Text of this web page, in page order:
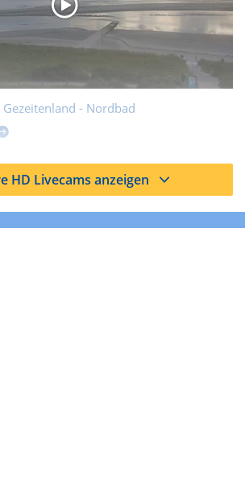
- Nordbad
HD Livecams anzeigen